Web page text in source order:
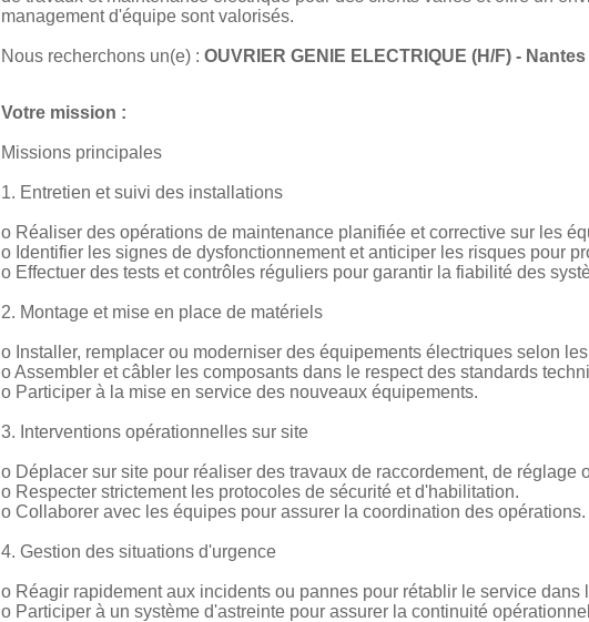
management d'équipe sont valorisés.
Nous recherchons un(e) : OUVRIER GENIE ELECTRIQUE (H/F) - Nantes
Votre mission :
Missions principales
1. Entretien et suivi des installations
o Réaliser des opérations de maintenance planifiée et corrective sur les
o Identifier les signes de dysfonctionnement et anticiper les risques pour
o Effectuer des tests et contrôles réguliers pour garantir la fiabilité des
2. Montage et mise en place de matériels
o Installer, remplacer ou moderniser des équipements électriques selon
o Assembler et câbler les composants dans le respect des standards
o Participer à la mise en service des nouveaux équipements.
3. Interventions opérationnelles sur site
o Déplacer sur site pour réaliser des travaux de raccordement, de réglage
o Respecter strictement les protocoles de sécurité et d'habilitation.
o Collaborer avec les équipes pour assurer la coordination des opérations.
4. Gestion des situations d'urgence
o Réagir rapidement aux incidents ou pannes pour rétablir le service dans
o Participer à un système d'astreinte pour assurer la continuité